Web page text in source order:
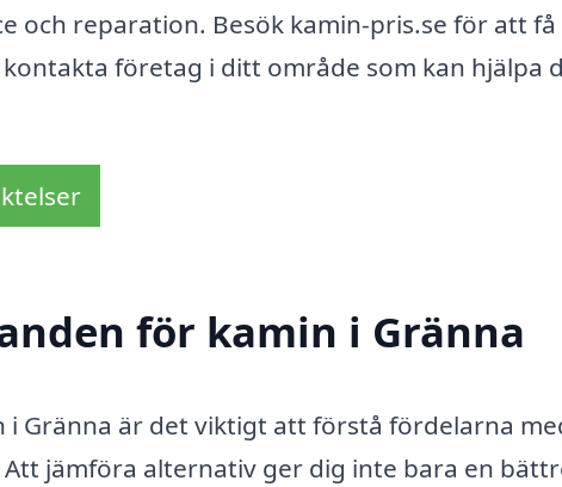
och reparation. Besök kamin-pris.se för att få
företag i ditt område som kan hjälpa
för kamin i Gränna
Gränna är det viktigt att förstå fördelarna
jämföra alternativ ger dig inte bara en